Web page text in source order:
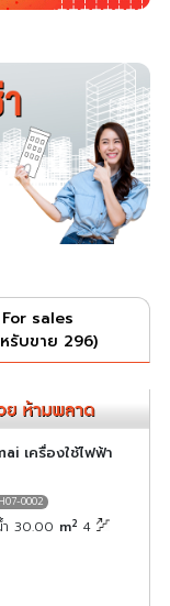
For sales
รับขาย 296)
เครื่องใช้ไฟฟ้า
0002
30.00 m2 4